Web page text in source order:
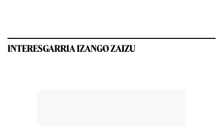
INTERESGARRIA IZANGO ZAIZU